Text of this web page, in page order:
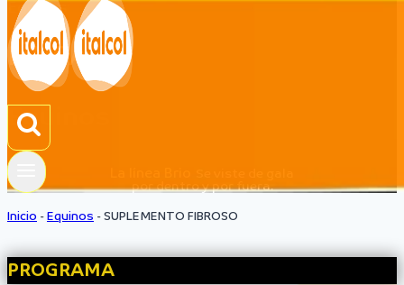
Equinos
LÍNEA
Equinos
por dentro y por fuera.
Inicio - Equinos - SUPLEMENTO FIBROSO
PROGRAMA